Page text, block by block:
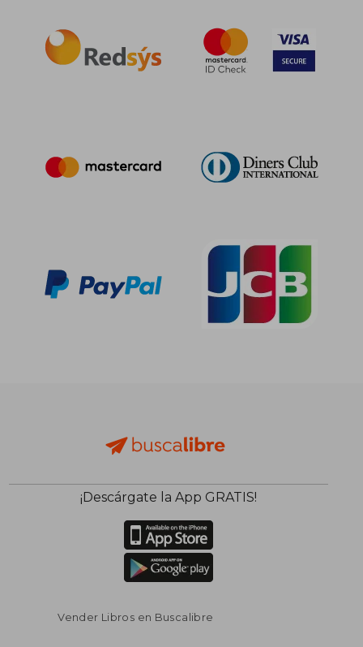
¡Descárgate la App GRATIS!
Vender Libros en Buscalibre